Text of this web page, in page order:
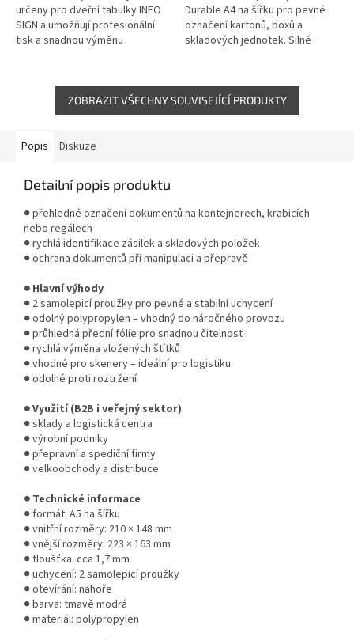
určeny pro dveřní tabulky INFO
SIGN a umožňují profesionální
tisk a snadnou výměnu
jednotlivých...
Durable A4 na šířku pro pevné
označení kartonů, boxů a
skladových jednotek. Silné
pro každodenní...
ZOBRAZIT VŠECHNY SOUVISEJÍCÍ PRODUKTY
Popis Diskuze
Detailní popis produktu
● přehledné označení dokumentů na kontejnerech, krabicích
nebo regálech
● rychlá identifikace zásilek a skladových položek
● ochrana dokumentů při manipulaci a přepravě
● Hlavní výhody
● 2 samolepicí proužky pro pevné a stabilní uchycení
● odolný polypropylen – vhodný do náročného provozu
● průhledná přední fólie pro snadnou čitelnost
● rychlá výměna vložených štítků
● vhodné pro skenery – ideální pro logistiku
● odolné proti roztržení
● Využití (B2B i veřejný sektor)
● sklady a logistická centra
● výrobní podniky
● přepravní a spediční firmy
● velkoobchody a distribuce
● Technické informace
● formát: A5 na šířku
● vnitřní rozměry: 210 × 148 mm
● vnější rozměry: 223 × 163 mm
● tloušťka: cca 1,7 mm
● uchycení: 2 samolepicí proužky
● otevírání: nahoře
● barva: tmavě modrá
● materiál: polypropylen